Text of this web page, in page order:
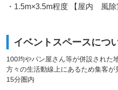
・1.5m×3.5m程度 【屋内 風除
イベントスペースにつ
100均やパン屋さん等が併設された
方々の生活動線上にあるため集客
15分圏内